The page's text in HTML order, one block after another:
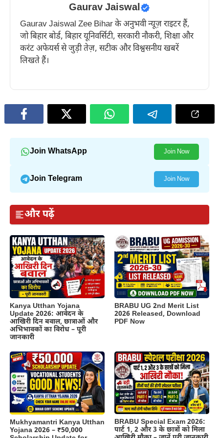
Gaurav Jaiswal
Gaurav Jaiswal Zee Bihar के अनुभवी न्यूज़ राइटर हैं,
जो बिहार बोर्ड, बिहार यूनिवर्सिटी, सरकारी नौकरी, शिक्षा और
करंट अफेयर्स से जुड़ी तेज़, सटीक और विश्वसनीय खबरें
लिखते हैं।
Join WhatsApp Join Now
Join Telegram Join Now
और पढ़ें
Kanya Utthan Yojana
Update 2026: आवेदन के
आखिरी दिन बवाल, छात्राओं और
अभिभावकों का विरोध – पूरी
जानकारी
BRABU UG 2nd Merit List
2026 Released, Download
PDF Now
Mukhyamantri Kanya Utthan
Yojana 2026 – ₹50,000
BRABU Special Exam 2026:
पार्ट 1, 2 और 3 के छात्रों को मिला